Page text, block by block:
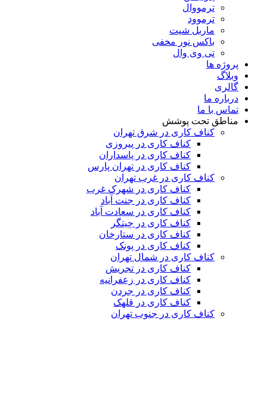
ترمووال
ترموود
ماربل شیت
باکس نور مخفی
تی وی وال
پروژه ها
وبلاگ
گالری
درباره ما
تماس با ما
مناطق تحت پوشش
کناف کاری در شرق تهران
کناف کاری در پیروزی
کناف کاری در پاسداران
کناف کاری در تهران پارس
کناف کاری در غرب تهران
کناف کاری در شهرک غرب
کناف کاری در جنت آباد
کناف کاری در سعادت آباد
کناف کاری در چیتگر
کناف کاری در ستارخان
کناف کاری در پونک
کناف کاری در شمال تهران
کناف کاری در تجریش
کناف کاری در زعفرانیه
کناف کاری در جردن
کناف کاری در قلهک
کناف کاری در جنوب تهران